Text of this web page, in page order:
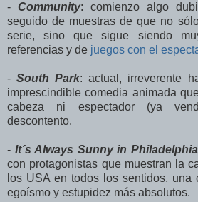
- Community: comienzo algo
seguido de muestras de que no
serie, sino que sigue siendo
referencias y de juegos con el
-South Park: actual, irreverente
imprescindible comedia animada
cabeza ni espectador (ya
descontento.
- It´s Always Sunny in Philadelphia
con protagonistas que muestran la
los USA en todos los sentidos, una
egoísmo y estupidez más absolutos.